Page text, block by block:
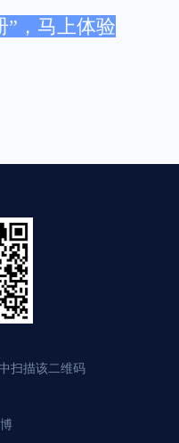
”，马上体验
扫描该二维码